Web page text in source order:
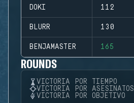
DOKI 112
BLURR 130
BENJAMASTER 165
ROUNDS
VICTORIA POR TIEMPO
VICTORIA POR ASESINATOS
VICTORIA POR OBJETIVO